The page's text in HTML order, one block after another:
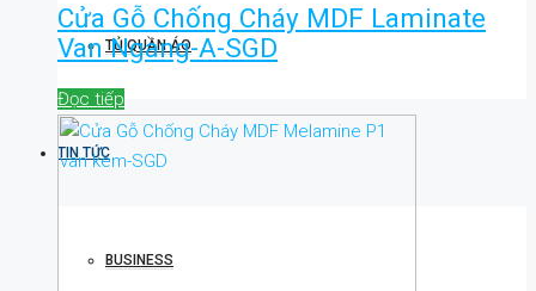
TỦ QUẦN ÁO
TIN TỨC
BUSINESS
Cửa Gỗ Chống Cháy MDF Laminate
Van Ngang-A-SGD
Đọc tiếp